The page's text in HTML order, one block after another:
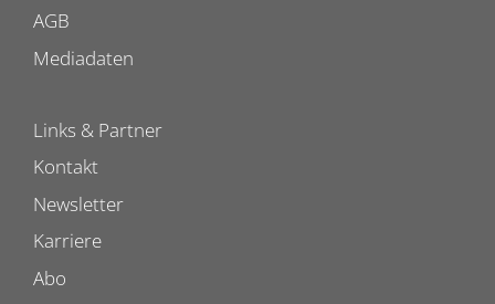
AGB
Mediadaten
Links & Partner
Kontakt
Newsletter
Karriere
Abo